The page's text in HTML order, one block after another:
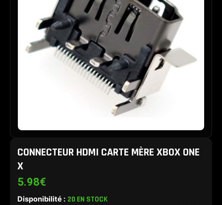
CONNECTEUR HDMI CARTE MÈRE XBOX ONE
X
5.98€
Disponibilité : 20 EN STOCK